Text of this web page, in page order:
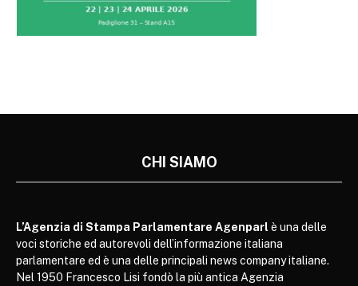
CHI SIAMO
L’Agenzia di Stampa Parlamentare Agenparl è una delle
voci storiche ed autorevoli dell’informazione italiana
parlamentare ed è una delle principali news company italiane.
Nel 1950 Francesco Lisi fondò la più antica Agenzia